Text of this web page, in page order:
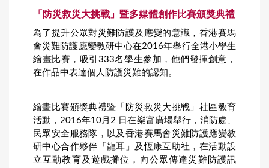
「防災救災大挑戰」暨多媒體創作比賽頒獎典禮
為了提升公眾對災難防護及應變的意識，香港賽馬
會災難防護應變教研中心在2016年舉行全港小學生
繪畫比賽，吸引333名學生參加，他們發揮創意，
在作品中表達個人防護災難的認知。
繪畫比賽頒獎典禮暨「防災救災大挑戰」社區教育
活動，2016年10月2 日在樂富廣場舉行，消防處、
民眾安全服務隊，以及香港賽馬會災難防護應變教
研中心合作夥伴「龍耳」及恆康互助社，在活動設
立互動教育及遊戲攤位，向公眾傳達災難防護訊